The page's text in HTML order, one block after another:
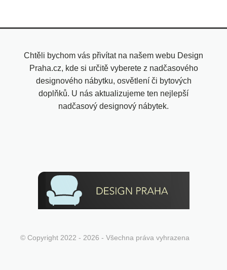
Chtěli bychom vás přivítat na našem webu Design
Praha.cz, kde si určitě vyberete z nadčasového
designového nábytku, osvětlení či bytových
doplňků. U nás aktualizujeme ten nejlepší
nadčasový designový nábytek.
© Copyright 2022 - 2026 - Všechna práva vyhrazena